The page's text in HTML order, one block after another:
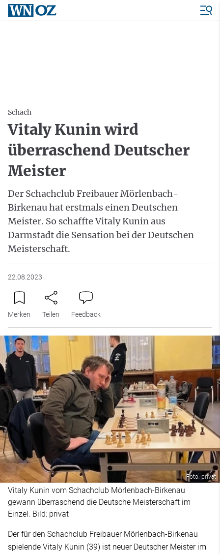
Schach
Vitaly Kunin wird
überraschend Deutscher
Meister
Der Schachclub Freibauer Mörlenbach-
Birkenau hat erstmals einen Deutschen
Meister. So schaffte Vitaly Kunin aus
Darmstadt die Sensation bei der Deutschen
Meisterschaft.
22.08.2023
Merken Teilen Feedback
Foto: privat
Vitaly Kunin vom Schachclub Mörlenbach-Birkenau
gewann überraschend die Deutsche Meisterschaft im
Einzel. Bild: privat
Der für den Schachclub Freibauer Mörlenbach-Birkenau
spielende Vitaly Kunin (39) ist neuer Deutscher Meister im